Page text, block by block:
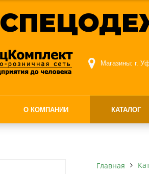
Магазины: г.
О КОМПАНИИ КАТАЛОГ
Главная